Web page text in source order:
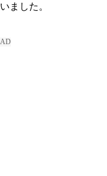
いました。